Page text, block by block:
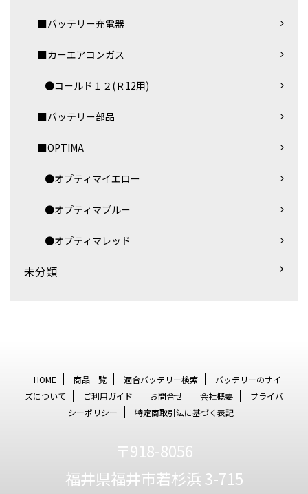
■バッテリー充電器
■カーエアコンガス
●コールド１２(Ｒ12用)
■バッテリー部品
■OPTIMA
●オプティマイエロー
●オプティマブルー
●オプティマレッド
未分類
HOME 商品一覧 適合バッテリー検索
バッテリーのサイ
ズについて
ご利用ガイド お問合せ 会社概要
プライバ
シーポリシー
特定商取引法に基づく表記
〒918-8056
福井県福井市若杉浜 3-715